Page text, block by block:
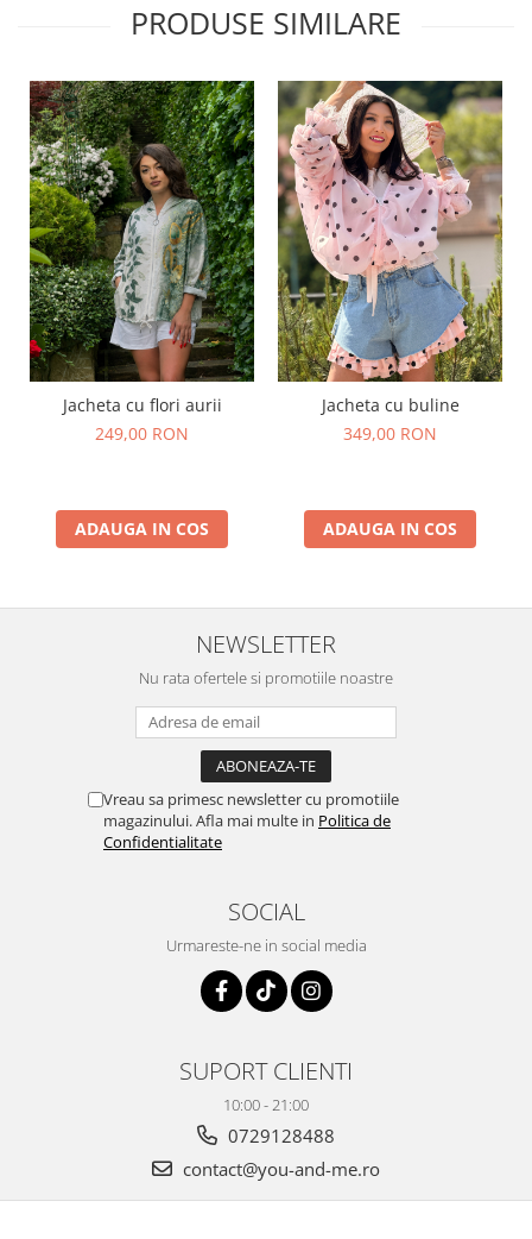
PRODUSE SIMILARE
Jacheta cu flori aurii
249,00 RON
ADAUGA IN COS
Jacheta cu buline
349,00 RON
ADAUGA IN COS
NEWSLETTER
Nu rata ofertele si promotiile noastre
Vreau sa primesc newsletter cu promotiile
magazinului. Afla mai multe in Politica de
Confidentialitate
SOCIAL
Urmareste-ne in social media
SUPORT CLIENTI
10:00 - 21:00
0729128488
contact@you-and-me.ro